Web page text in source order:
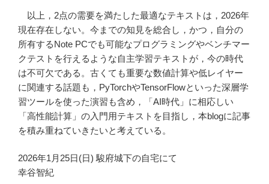
以上，2点の需要を満たした最適なテキストは，2026年
現在存在しない。今までの知見を総合し，かつ，自分の
所有するNote PCでも可能なプログラミングやベンチマー
クテストを行えるような自主学習テキストが，今の時代
は不可欠である。古くても重要な数値計算や低レイヤー
に関連する話題も，PyTorchやTensorFlowといった深層学
習ツールを使った演習も含め，「AI時代」に相応しい
「高性能計算」の入門用テキストを目指し，本blogに記事
を積み重ねていきたいと考えている。
2026年1月25日(日) 駿府城下の自宅にて
幸谷智紀